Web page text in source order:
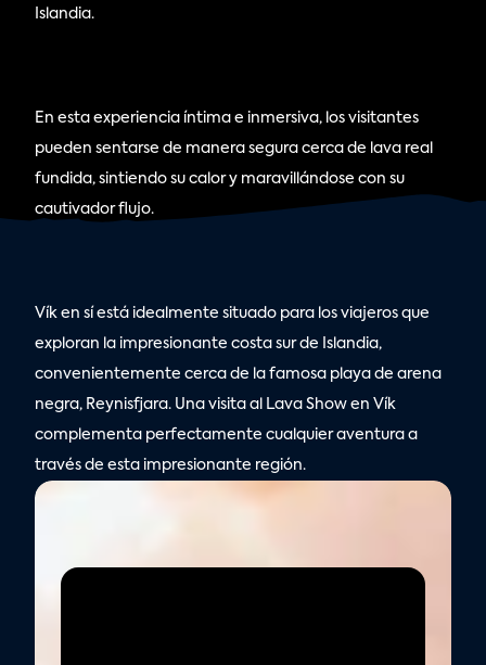
Islandia.
En esta experiencia íntima e inmersiva, los visitantes
pueden sentarse de manera segura cerca de lava real
fundida, sintiendo su calor y maravillándose con su
cautivador flujo.
Vík en sí está idealmente situado para los viajeros que
exploran la impresionante costa sur de Islandia,
convenientemente cerca de la famosa playa de arena
negra, Reynisfjara. Una visita al Lava Show en Vík
complementa perfectamente cualquier aventura a
través de esta impresionante región.